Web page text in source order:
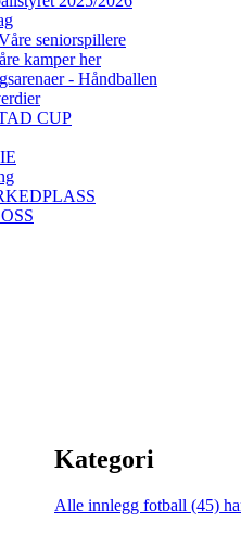
seniorspillere
kamper her
- Håndballen
CUP
Kategori
Alle innlegg fotball (45)